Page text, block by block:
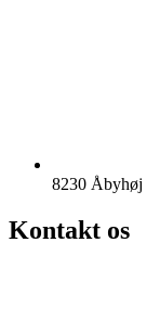
8230 Åbyhøj
Kontakt os